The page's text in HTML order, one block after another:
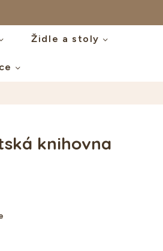
Židle a stoly
knihovna